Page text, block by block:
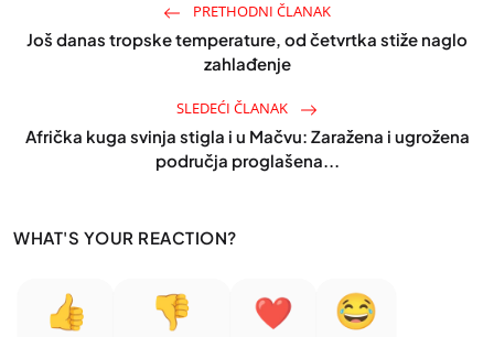
PRETHODNI ČLANAK
Još danas tropske temperature, od četvrtka stiže naglo
zahlađenje
SLEDEĆI ČLANAK
Afrička kuga svinja stigla i u Mačvu: Zaražena i ugrožena
područja proglašena...
WHAT'S YOUR REACTION?